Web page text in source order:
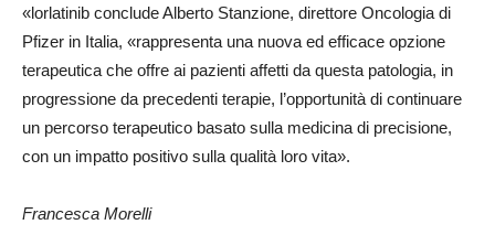
«lorlatinib conclude Alberto Stanzione, direttore Oncologia di
Pfizer in Italia, «rappresenta una nuova ed efficace opzione
terapeutica che offre ai pazienti affetti da questa patologia, in
progressione da precedenti terapie, l’opportunità di continuare
un percorso terapeutico basato sulla medicina di precisione,
con un impatto positivo sulla qualità loro vita».
Francesca Morelli